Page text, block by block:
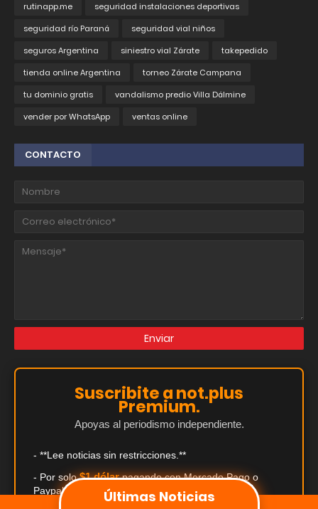
Últimas Noticias
rutinapp.me
seguridad instalaciones deportivas
seguridad río Paraná
seguridad vial niños
seguros Argentina
siniestro vial Zárate
takepedido
tienda online Argentina
torneo Zárate Campana
tu dominio gratis
vandalismo predio Villa Dálmine
vender por WhatsApp
ventas online
CONTACTO
Suscribite a not.plus
Premium.
Apoyas al periodismo independiente.
- **Lee noticias sin restricciones.**
- Por solo$1 dólarpagando con Mercado Pago o
Paypal.